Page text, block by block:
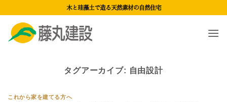
content
木と珪藻土で造る天然素材の自然住宅
タグアーカイブ: 自由設計
これから家を建てる方へ